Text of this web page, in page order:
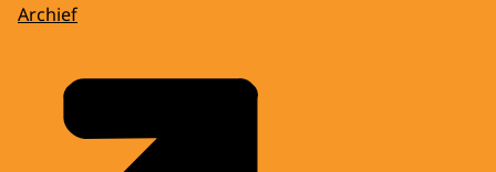
Archief